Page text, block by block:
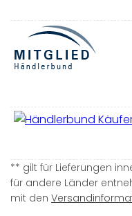
** gilt für Lieferungen
für andere Länder
mit den